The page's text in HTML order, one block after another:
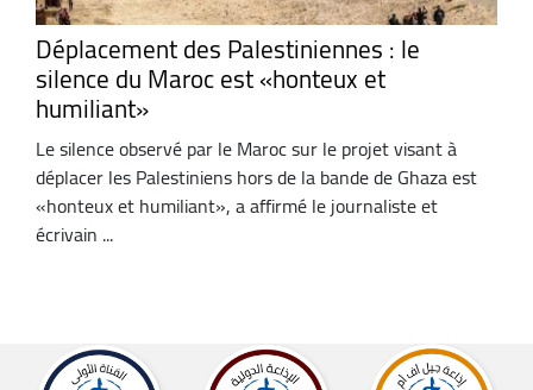
Déplacement des Palestiniennes : le
silence du Maroc est «honteux et
humiliant»
Le silence observé par le Maroc sur le projet visant à
déplacer les Palestiniens hors de la bande de Ghaza est
«honteux et humiliant», a affirmé le journaliste et
écrivain ...